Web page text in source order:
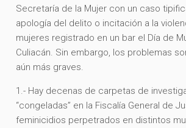
Secretaría de la Mujer con un caso
apología del delito o incitación a la
mujeres registrado en un bar el Día de
Culiacán. Sin embargo, los problemas
aún más graves.
1.- Hay decenas de carpetas de
“congeladas” en la Fiscalía General de
feminicidios perpetrados en distintos